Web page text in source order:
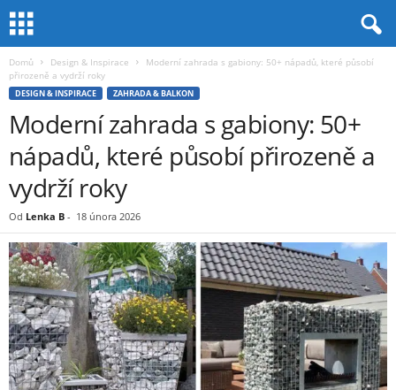
Domů Design & Inspirace
Moderní zahrada s gabiony: 50+ nápadů, které působí
přirozeně a vydrží roky
DESIGN & INSPIRACE ZAHRADA & BALKON
Moderní zahrada s gabiony: 50+
nápadů, které působí přirozeně a
vydrží roky
Od Lenka B - 18 února 2026